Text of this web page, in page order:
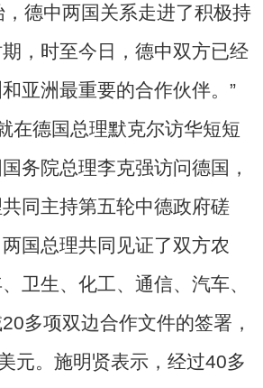
德中两国关系走进了积极持
，时至今日，德中双方已经
亚洲最重要的合作伙伴。”
德国总理默克尔访华短短
务院总理李克强访问德国，
同主持第五轮中德政府磋
国总理共同见证了双方农
卫生、化工、通信、汽车、
多项双边合作文件的签署，
元。施明贤表示，经过40多